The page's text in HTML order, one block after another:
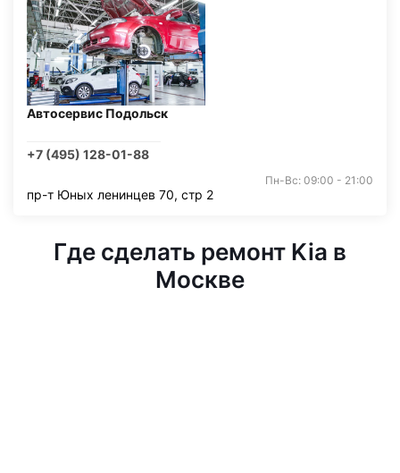
Автосервис Подольск
+7 (495) 128-01-88
Пн-Вс: 09:00 - 21:00
пр-т Юных ленинцев 70, стр 2
Где сделать ремонт Kia в
Москве